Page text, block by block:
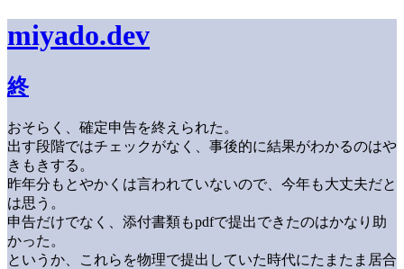
miyado.dev
終
おそらく、確定申告を終えられた。
出す段階ではチェックがなく、事後的に結果がわかるのはや
きもきする。
昨年分もとやかくは言われていないので、今年も大丈夫だと
は思う。
申告だけでなく、添付書類もpdfで提出できたのはかなり助
かった。
というか、これらを物理で提出していた時代にたまたま居合